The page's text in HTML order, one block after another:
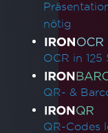
nötig
OCR in 125
QR- &
QR-Codes